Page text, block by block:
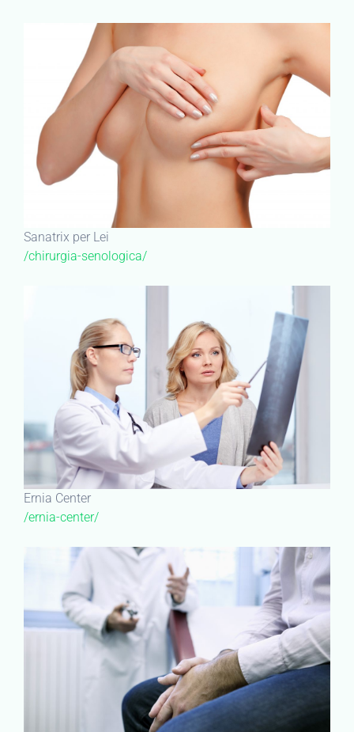
Sanatrix per Lei
/chirurgia-senologica/
Ernia Center
/ernia-center/